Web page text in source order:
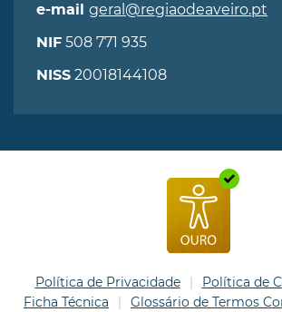
e-mail geral@regiaodeaveiro.pt
NIF 508 771 935
NISS 20018144108
Política de Privacidade
Política de
Ficha Técnica
Glossário de Termos